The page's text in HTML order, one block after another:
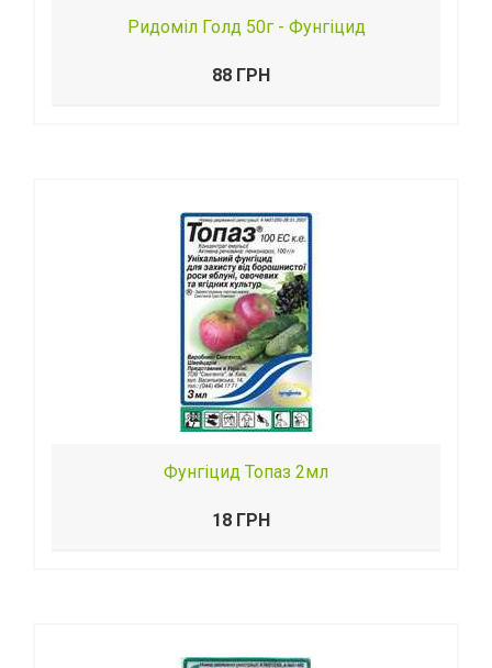
Ридоміл Голд 50г - Фунгіцид
88 ГРН
Фунгіцид Топаз 2мл
18 ГРН